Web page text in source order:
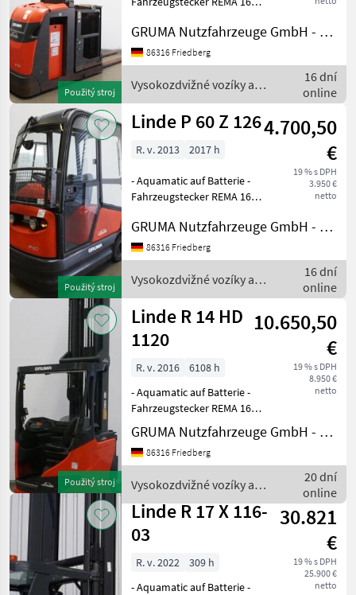
Použitý stroj
mit Rollen - Gabelträger -
Stahlrahmen - Mastschutz:
Polycarbonat -
Zugangskontroll
GRUMA Nutzfahrzeuge GmbH - Staplertechnik
86316 Friedberg
Vysokozdvižné vozíky a
skladová technika / Linde
16 dní
online
Použitý stroj
Linde P 60 Z 1264.700,50
€
19 % s DPH
3.950 €
netto
R. v. 2013 2017 h
- Aquamatic auf Batterie -
Fahrzeugstecker REMA 160A
- Spannungswandler -
Vollkabine - ohne Heizung -
Beleuchtungsanlage mit
Stand- und
GRUMA Nutzfahrzeuge GmbH - Staplertechnik
86316 Friedberg
Vysokozdvižné vozíky a
skladová technika / Linde
16 dní
online
Použitý stroj
Linde R 14 HD
1120
10.650,50
€
19 % s DPH
8.950 €
netto
R. v. 2016
6108 h
- Aquamatic auf Batterie -
Fahrzeugstecker REMA 160A
- seitlicher Batteriewechsel
mit Rollen -
Spannungswandler -
Einfachzusatzhydraulik -
Mast: Einfachzus
GRUMA Nutzfahrzeuge GmbH - Staplertechnik
86316 Friedberg
Vysokozdvižné vozíky a
skladová technika / Linde
20 dní
online
Linde R 17 X 116-
03
30.821
€
19 % s DPH
25.900 €
netto
R. v. 2022
309 h
- Aquamatic auf Batterie -